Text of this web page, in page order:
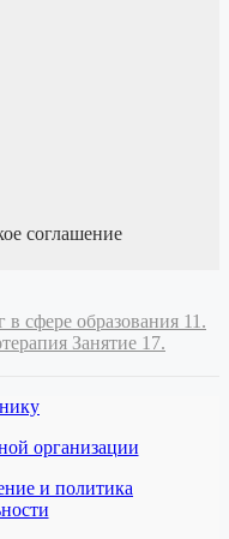
соглашение
в сфере образования 11.
Занятие 17.
организации
и политика